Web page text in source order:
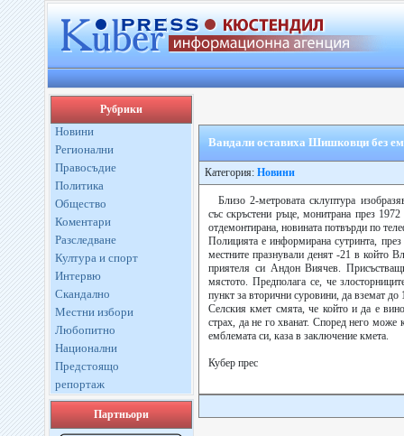
Рубрики
Новини
Регионални
Правосъдие
Политика
Общество
Коментари
Разследване
Култура и спорт
Интервю
Скандално
Местни избори
Любопитно
Национални
Предстоящо
репортаж
Партньори
Вандали оставиха Шишковци без
Категория: Новини
Близо 2-метровата склуптура
със скръстени ръце, монитрана през
отдемонтирана, новината потвърди по
Полицията е информирана сутринта,
местните празнували денят -21 в който
приятеля си Андон Виячев.
мястото. Предполага се, че
пункт за вторични суровини, да вземат до
Селския кмет смята, че който и да е
страх, да не го хванат. Според него може
емблемата си, каза в заключение кмета.
Кубер прес